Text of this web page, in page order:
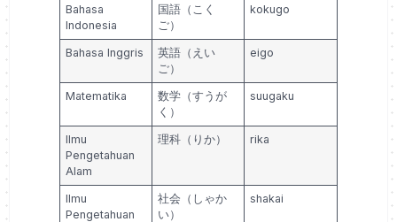
Bahasa
Indonesia
国語（こく
ご）
kokugo
Bahasa Inggris
英語（えい
ご）
eigo
Matematika
数学（すうが
く）
suugaku
Ilmu
Pengetahuan
Alam
理科（りか） rika
Ilmu
Pengetahuan
社会（しゃか
い）
shakai